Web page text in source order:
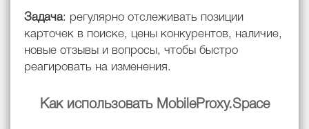
Задача: регулярно отслеживать позиции
карточек в поиске, цены конкурентов, наличие,
новые отзывы и вопросы, чтобы быстро
реагировать на изменения.
Как использовать MobileProxy.Space